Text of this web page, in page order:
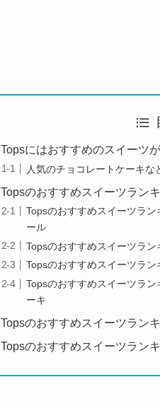
Topsにはおすすめのスイーツ
人気のチョコレートケーキな
Topsのおすすめスイーツラン
Topsのおすすめスイーツラ
ール
Topsのおすすめスイーツラ
Topsのおすすめスイーツラ
Topsのおすすめスイーツラ
ーキ
Topsのおすすめスイーツラン
Topsのおすすめスイーツラン